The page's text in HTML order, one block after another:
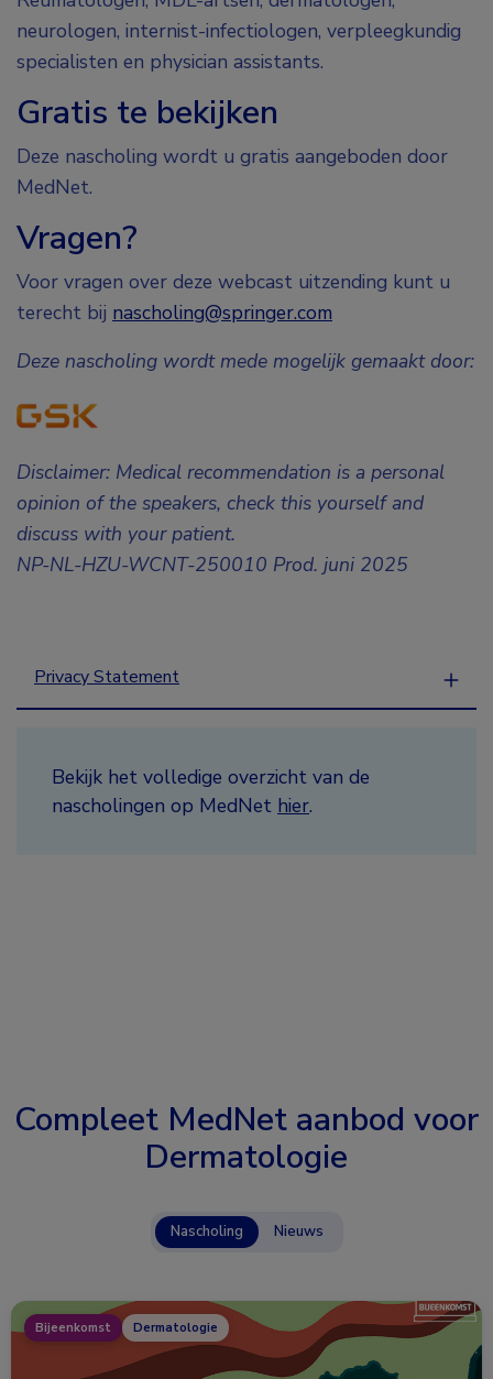
neurologen, internist-infectiologen, verpleegkundig
specialisten en physician assistants.
Gratis te bekijken
Deze nascholing wordt u gratis aangeboden door
MedNet.
Vragen?
Voor vragen over deze webcast uitzending kunt u
terecht bij nascholing@springer.com
Deze nascholing wordt mede mogelijk gemaakt door:
Disclaimer: Medical recommendation is a personal
opinion of the speakers, check this yourself and
discuss with your patient.
NP-NL-HZU-WCNT-250010 Prod. juni 2025
Privacy Statement
Bekijk het volledige overzicht van de
nascholingen op MedNet hier.
Compleet MedNet aanbod voor
Dermatologie
Nascholing Nieuws
Bijeenkomst Dermatologie